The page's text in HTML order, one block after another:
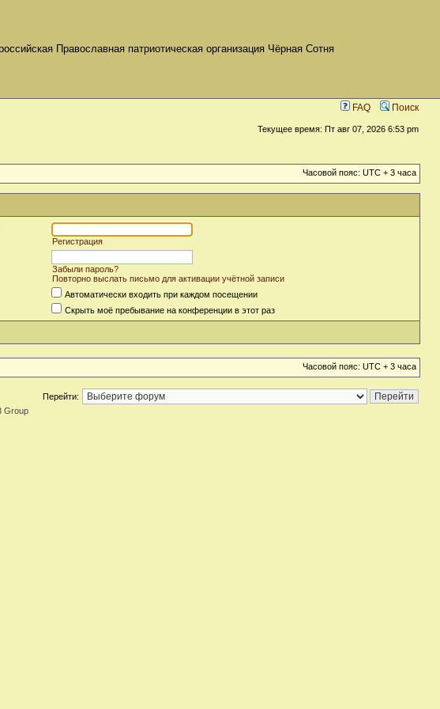
Православная патриотическая организация Чёрная Сотня
FAQ Поиск
Текущее время: Пт авг 07, 2026 6:53 pm
Часовой пояс: UTC + 3 часа
Регистрация
Забыли пароль?
Повторно выслать письмо для активации учётной записи
Автоматически входить при каждом посещении
Скрыть моё пребывание на конференции в этот раз
Часовой пояс: UTC + 3 часа
Перейти:
Group